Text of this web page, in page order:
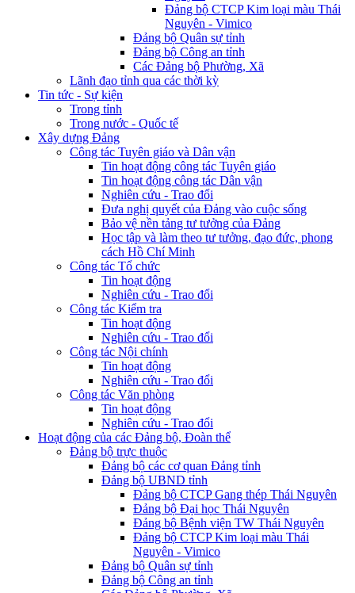
Đảng bộ CTCP Kim loại màu Thái
Nguyên - Vimico
Đảng bộ Quân sự tỉnh
Đảng bộ Công an tỉnh
Các Đảng bộ Phường, Xã
Lãnh đạo tỉnh qua các thời kỳ
Tin tức - Sự kiện
Trong tỉnh
Trong nước - Quốc tế
Xây dựng Đảng
Công tác Tuyên giáo và Dân vận
Tin hoạt động công tác Tuyên giáo
Tin hoạt động công tác Dân vận
Nghiên cứu - Trao đổi
Đưa nghị quyết của Đảng vào cuộc sống
Bảo vệ nền tảng tư tưởng của Đảng
Học tập và làm theo tư tưởng, đạo đức, phong
cách Hồ Chí Minh
Công tác Tổ chức
Tin hoạt động
Nghiên cứu - Trao đổi
Công tác Kiểm tra
Tin hoạt động
Nghiên cứu - Trao đổi
Công tác Nội chính
Tin hoạt động
Nghiên cứu - Trao đổi
Công tác Văn phòng
Tin hoạt động
Nghiên cứu - Trao đổi
Hoạt động của các Đảng bộ, Đoàn thể
Đảng bộ trực thuộc
Đảng bộ các cơ quan Đảng tỉnh
Đảng bộ UBND tỉnh
Đảng bộ CTCP Gang thép Thái Nguyên
Đảng bộ Đại học Thái Nguyên
Đảng bộ Bệnh viện TW Thái Nguyên
Đảng bộ CTCP Kim loại màu Thái
Nguyên - Vimico
Đảng bộ Quân sự tỉnh
Đảng bộ Công an tỉnh